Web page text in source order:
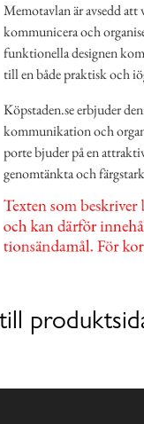
Memotavlan är avsedd att
kommunicera och
funktionella designen
till en både praktisk och
Köpstaden.se erbjuder
kommunikation och
porte bjuder på en
genomtänkta och